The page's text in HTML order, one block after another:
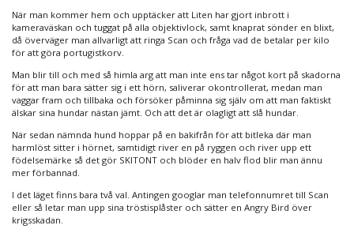
När man kommer hem och upptäcker att Liten har gjort inbrott i
kameraväskan och tuggat på alla objektivlock, samt knaprat sönder en blixt,
då överväger man allvarligt att ringa Scan och fråga vad de betalar per kilo
för att göra portugistkorv.
Man blir till och med så himla arg att man inte ens tar något kort på skadorna
för att man bara sätter sig i ett hörn, saliverar okontrollerat, medan man
vaggar fram och tillbaka och försöker påminna sig själv om att man faktiskt
älskar sina hundar nästan jämt. Och att det är olagligt att slå hundar.
När sedan nämnda hund hoppar på en bakifrån för att bitleka där man
harmlöst sitter i hörnet, samtidigt river en på ryggen och river upp ett
födelsemärke så det gör SKITONT och blöder en halv flod blir man ännu
mer förbannad.
I det läget finns bara två val. Antingen googlar man telefonnumret till Scan
eller så letar man upp sina tröstisplåster och sätter en Angry Bird över
krigsskadan.